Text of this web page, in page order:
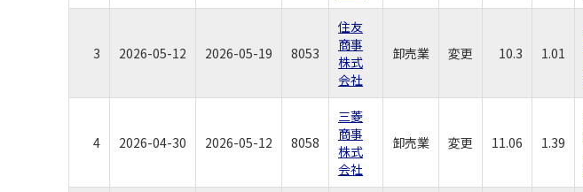
3 2026-05-12 2026-05-19 8053
住友
商事
株式
会社
卸売業 変更 10.3 1.01
4 2026-04-30 2026-05-12 8058
三菱
商事
株式
会社
卸売業 変更 11.06 1.39